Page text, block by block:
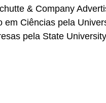
& Company
em Ciências pela
pela State